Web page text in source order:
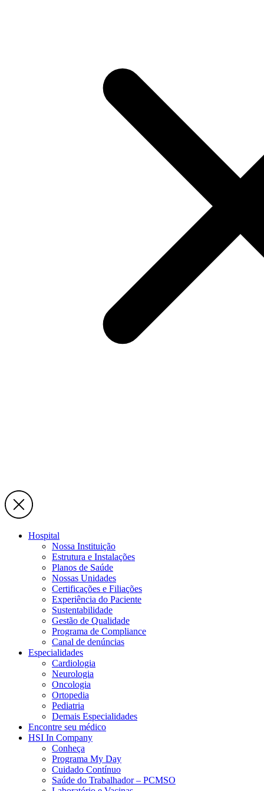
Hospital
Nossa Instituição
Estrutura e Instalações
Planos de Saúde
Nossas Unidades
Certificações e Filiações
Experiência do Paciente
Sustentabilidade
Gestão de Qualidade
Programa de Compliance
Canal de denúncias
Especialidades
Cardiologia
Neurologia
Oncologia
Ortopedia
Pediatria
Demais Especialidades
Encontre seu médico
HSI In Company
Conheça
Programa My Day
Cuidado Contínuo
Saúde do Trabalhador – PCMSO